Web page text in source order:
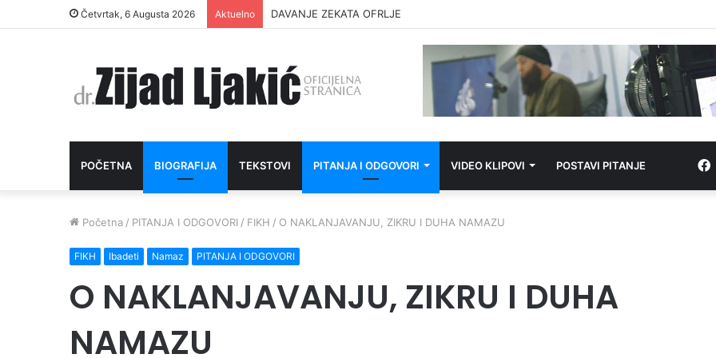
Četvrtak, 6 Augusta 2026 Aktuelno INTIMNI ODNOS JE OPSKRBA
POČETNA BIOGRAFIJA TEKSTOVI PITANJA I ODGOVORI VIDEO KLIPOVI POSTAVI PITANJE
Početna / PITANJA I ODGOVORI / FIKH / O NAKLANJAVANJU, ZIKRU I DUHA NAMAZU
FIKH Ibadeti Namaz PITANJA I ODGOVORI
O NAKLANJAVANJU, ZIKRU I DUHA
NAMAZU